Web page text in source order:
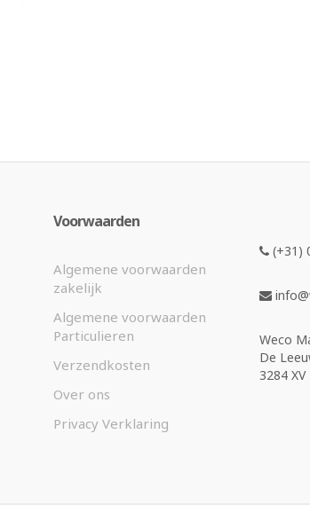
(+31)
Weco
De
3284
Voorwaarden
Algemene voorwaarden
zakelijk
Algemene voorwaarden
Particulieren
Verzendkosten
Over ons
Privacy Verklaring